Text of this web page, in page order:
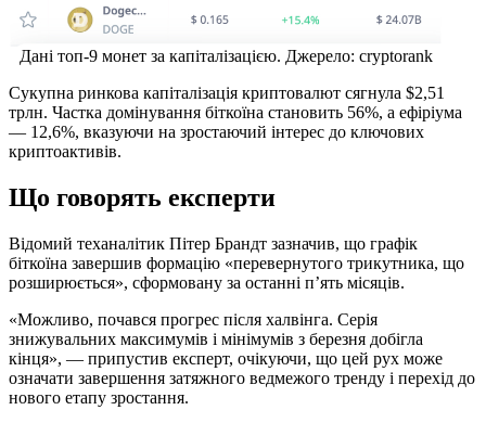
Дані топ-9 монет за капіталізацією. Джерело: cryptorank
Сукупна ринкова капіталізація криптовалют сягнула $2,51
трлн. Частка домінування біткоїна становить 56%, а ефіріума
— 12,6%, вказуючи на зростаючий інтерес до ключових
криптоактивів.
Що говорять експерти
Відомий теханалітик Пітер Брандт зазначив, що графік
біткоїна завершив формацію «перевернутого трикутника, що
розширюється», сформовану за останні п’ять місяців.
«Можливо, почався прогрес після халвінга. Серія
знижувальних максимумів і мінімумів з березня добігла
кінця», — припустив експерт, очікуючи, що цей рух може
означати завершення затяжного ведмежого тренду і перехід до
нового етапу зростання.